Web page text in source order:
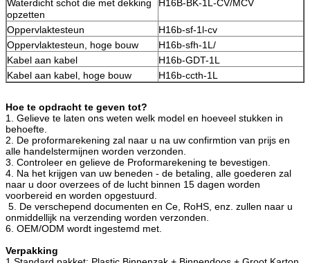
Waterdicht schot die met dekking
opzetten
H16B-BK-1L-CV/MCV
Oppervlaktesteun
H16b-sf-1l-cv
Oppervlaktesteun, hoge bouw
H16b-sfh-1L/
Kabel aan kabel
H16b-GDT-1L
Kabel aan kabel, hoge bouw
H16b-ccth-1L
Hoe te opdracht te geven tot?
1. Gelieve te laten ons weten welk model en hoeveel stukken in
behoefte.
2. De proformarekening zal naar u na uw confirmtion van prijs en
alle handelstermijnen worden verzonden.
3. Controleer en gelieve de Proformarekening te bevestigen.
4. Na het krijgen van uw beneden - de betaling, alle goederen zal
naar u door overzees of de lucht binnen 15 dagen worden
voorbereid en worden opgestuurd.
5. De verschepend documenten en Ce, RoHS, enz. zullen naar u
onmiddellijk na verzending worden verzonden.
6. OEM/ODM wordt ingestemd met.
Verpakking